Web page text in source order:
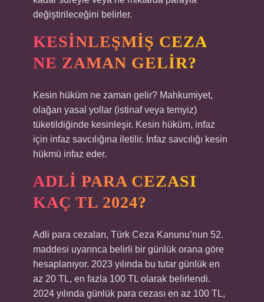
değiştirileceğini belirler.
KESINLEŞMIŞ CEZA
NE ZAMAN GELIR?
Kesin hüküm ne zaman gelir? Mahkumiyet,
olağan yasal yollar (istinaf veya temyiz)
tüketildiğinde kesinleşir. Kesin hüküm, infaz
için infaz savcılığına iletilir. İnfaz savcılığı kesin
hükmü infaz eder.
ADLI PARA CEZASI
KAÇ TL 2024?
Adli para cezaları, Türk Ceza Kanunu’nun 52.
maddesi uyarınca belirli bir günlük orana göre
hesaplanıyor. 2023 yılında bu tutar günlük en
az 20 TL, en fazla 100 TL olarak belirlendi.
2024 yılında günlük para cezası en az 100 TL,